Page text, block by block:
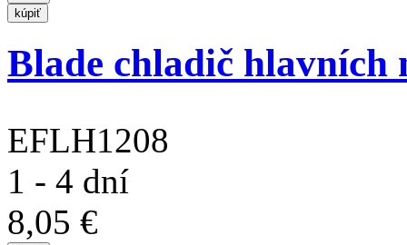
Blade chladič hlavních
EFLH1208
1 - 4 dní
8,05 €